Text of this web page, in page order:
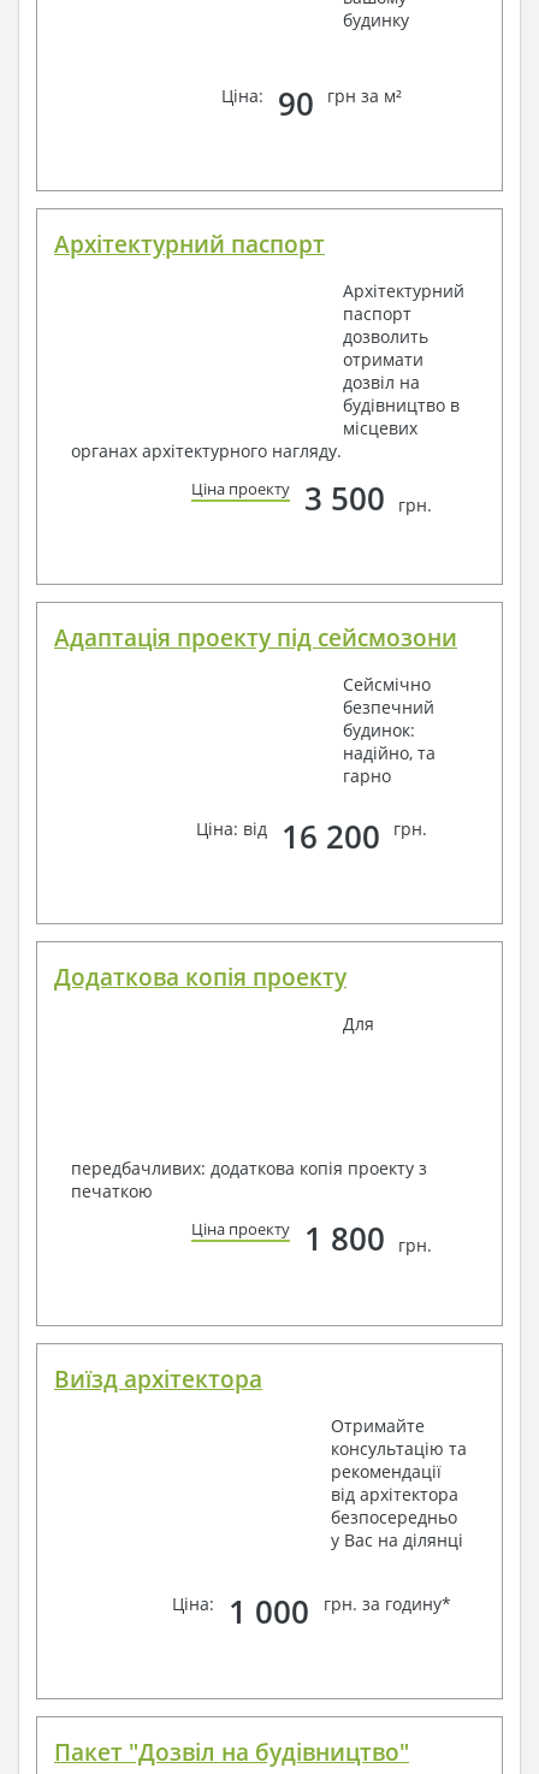
будинку
Ціна: 90 грн за м²
Архітектурний паспорт
Архітектурний
паспорт
дозволить
отримати
дозвіл на
будівництво в
місцевих
органах архітектурного нагляду.
Ціна проекту 3 500 грн.
Адаптація проекту під сейсмозони
Сейсмічно
безпечний
будинок:
надійно, та
гарно
Ціна: від 16 200 грн.
Додаткова копія проекту
Для
передбачливих: додаткова копія проекту з
печаткою
Ціна проекту 1 800 грн.
Виїзд архітектора
Отримайте
консультацію та
рекомендації
від архітектора
безпосередньо
у Вас на ділянці
Ціна: 1 000 грн. за годину*
Пакет "Дозвіл на будівництво"